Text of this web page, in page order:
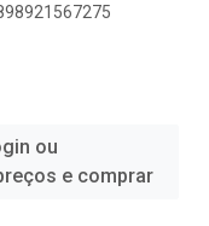
ou
e comprar